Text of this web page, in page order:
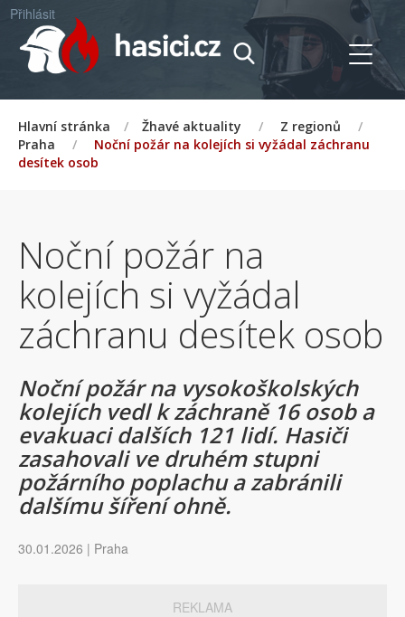
Přihlásit
Hlavní stránka / Žhavé aktuality / Z regionů
/
Praha
/
Noční požár na kolejích si vyžádal záchranu
desítek osob
Noční požár na
kolejích si vyžádal
záchranu desítek osob
Noční požár na vysokoškolských
kolejích vedl k záchraně 16 osob a
evakuaci dalších 121 lidí. Hasiči
zasahovali ve druhém stupni
požárního poplachu a zabránili
dalšímu šíření ohně.
30.01.2026 | Praha
REKLAMA